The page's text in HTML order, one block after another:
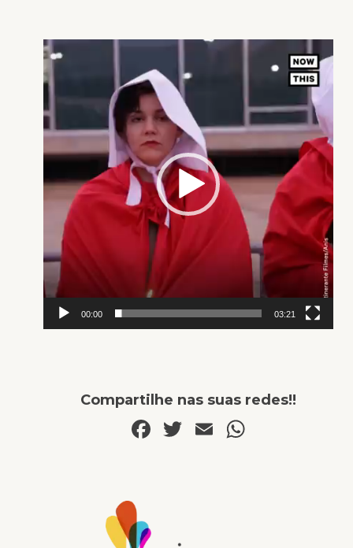
Tocador
de
vídeo
00:00 03:21
Compartilhe nas suas redes!!
Facebook
Twitter
Email